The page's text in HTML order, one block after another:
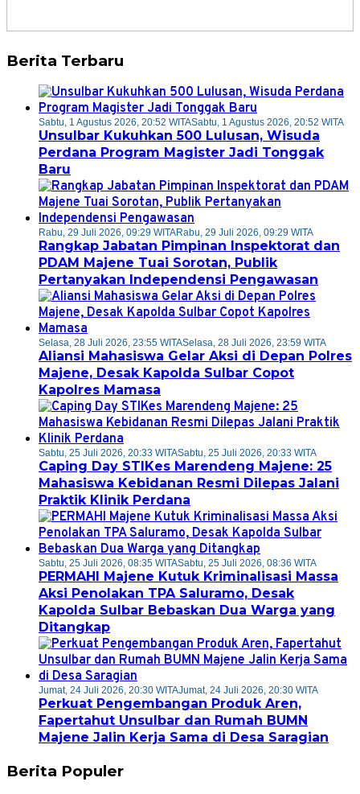
Berita Terbaru
Sabtu, 1 Agustus 2026, 20:52 WITASabtu, 1 Agustus 2026, 20:52 WITA
Unsulbar Kukuhkan 500 Lulusan, Wisuda
Perdana Program Magister Jadi Tonggak
Baru
Rabu, 29 Juli 2026, 09:29 WITARabu, 29 Juli 2026, 09:29 WITA
Rangkap Jabatan Pimpinan Inspektorat dan
PDAM Majene Tuai Sorotan, Publik
Pertanyakan Independensi Pengawasan
Selasa, 28 Juli 2026, 23:55 WITASelasa, 28 Juli 2026, 23:59 WITA
Aliansi Mahasiswa Gelar Aksi di Depan Polres
Majene, Desak Kapolda Sulbar Copot
Kapolres Mamasa
Sabtu, 25 Juli 2026, 20:33 WITASabtu, 25 Juli 2026, 20:33 WITA
Caping Day STIKes Marendeng Majene: 25
Mahasiswa Kebidanan Resmi Dilepas Jalani
Praktik Klinik Perdana
Sabtu, 25 Juli 2026, 08:35 WITASabtu, 25 Juli 2026, 08:36 WITA
PERMAHI Majene Kutuk Kriminalisasi Massa
Aksi Penolakan TPA Saluramo, Desak
Kapolda Sulbar Bebaskan Dua Warga yang
Ditangkap
Jumat, 24 Juli 2026, 20:30 WITAJumat, 24 Juli 2026, 20:30 WITA
Perkuat Pengembangan Produk Aren,
Fapertahut Unsulbar dan Rumah BUMN
Majene Jalin Kerja Sama di Desa Saragian
Berita Populer